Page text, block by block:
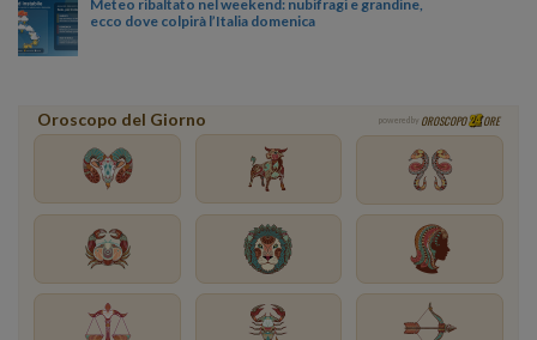
Meteo ribaltato nel weekend: nubifragi e grandine,
ecco dove colpirà l’Italia domenica
Oroscopo del Giorno powered by OROSCOPO ORE